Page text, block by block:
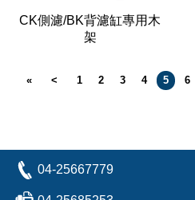
CK側濾/BK背濾缸專用木
架
« < 1 2 3 4 5 6
04-25667779